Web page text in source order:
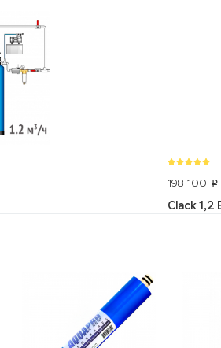
198 100 p
Clack 1,2